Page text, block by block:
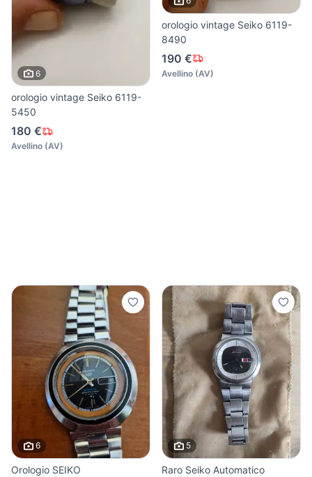
6
orologio vintage Seiko 6119-
5450
180 €
Avellino (AV)
orologio vintage Seiko 6119-
8490
190 €
Avellino (AV)
6
Orologio SEIKO
5
Raro Seiko Automatico